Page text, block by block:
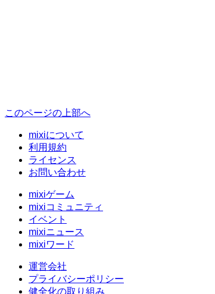
このページの上部へ
mixiについて
利用規約
ライセンス
お問い合わせ
mixiゲーム
mixiコミュニティ
イベント
mixiニュース
mixiワード
運営会社
プライバシーポリシー
健全化の取り組み